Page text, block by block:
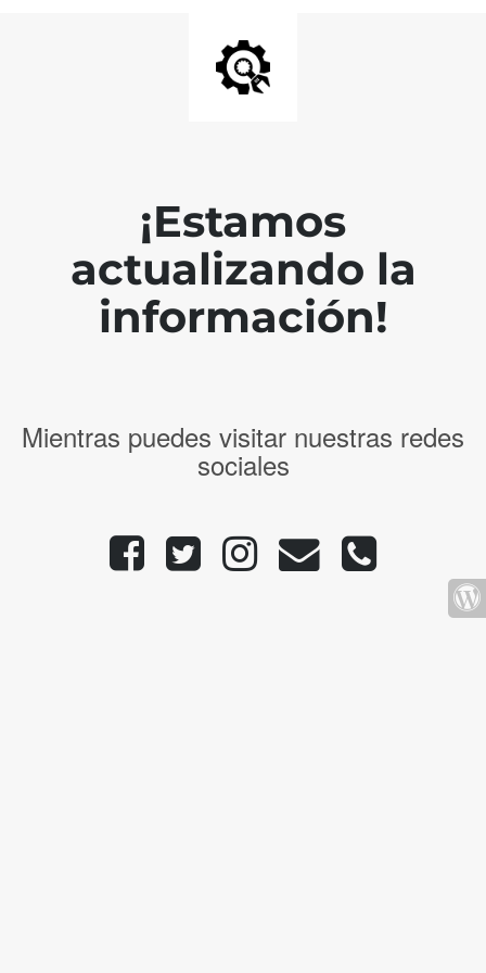
¡Estamos
actualizando la
información!
Mientras puedes visitar nuestras redes
sociales